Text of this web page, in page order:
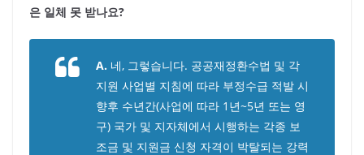
은 일체 못 받나요?
A. 네, 그렇습니다. 공공재정환수법 및 각
지원 사업별 지침에 따라 부정수급 적발 시
향후 수년간(사업에 따라 1년~5년 또는 영
구) 국가 및 지자체에서 시행하는 각종 보
조금 및 지원금 신청 자격이 박탈되는 강력